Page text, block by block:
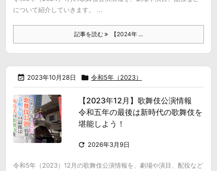
について紹介していきます。 ...
記事を読む 【2024年 ...
 2023年10月28日  令和5年（2023）
【2023年12月】歌舞伎公演情報
令和五年の最後は新時代の歌舞伎を
堪能しよう！
 2026年3月9日
令和5年（2023）12月の歌舞伎公演情報を、劇場や演目、配役など